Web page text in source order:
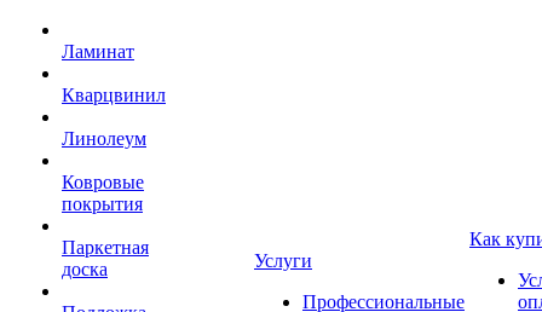
Ламинат
Кварцвинил
Линолеум
Ковровые
покрытия
Паркетная
доска
Услуги
Профессиональные
Как